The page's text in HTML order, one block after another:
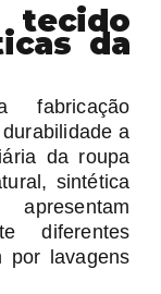
tecido
da
fabricação
a
da roupa
sintética
diferentes
por lavagens